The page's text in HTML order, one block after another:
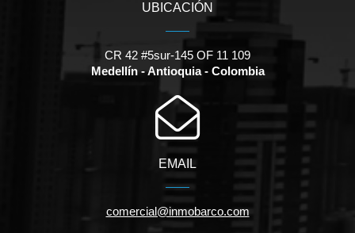
UBICACIÓN
CR 42 #5sur-145 OF 11 109
Medellín - Antioquia - Colombia
EMAIL
comercial@inmobarco.com